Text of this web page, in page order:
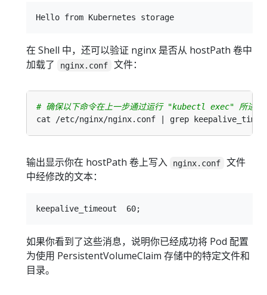
在 Shell 中，还可以验证 nginx 是否从 hostPath 卷中
加载了
nginx.conf 文件：
# 确保以下命令在上一步通过运行 "kubectl exec" 所进
输出显示你在 hostPath 卷上写入 nginx.conf
文件
中经修改的文本：
如果你看到了这些消息，说明你已经成功将 Pod 配置
为使用 PersistentVolumeClaim 存储中的特定文件和
目录。